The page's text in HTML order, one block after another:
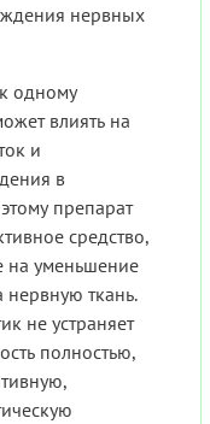
нервных
одному
влиять на
и
в
препарат
средство,
на уменьшение
ткань.
не устраняет
полностью,